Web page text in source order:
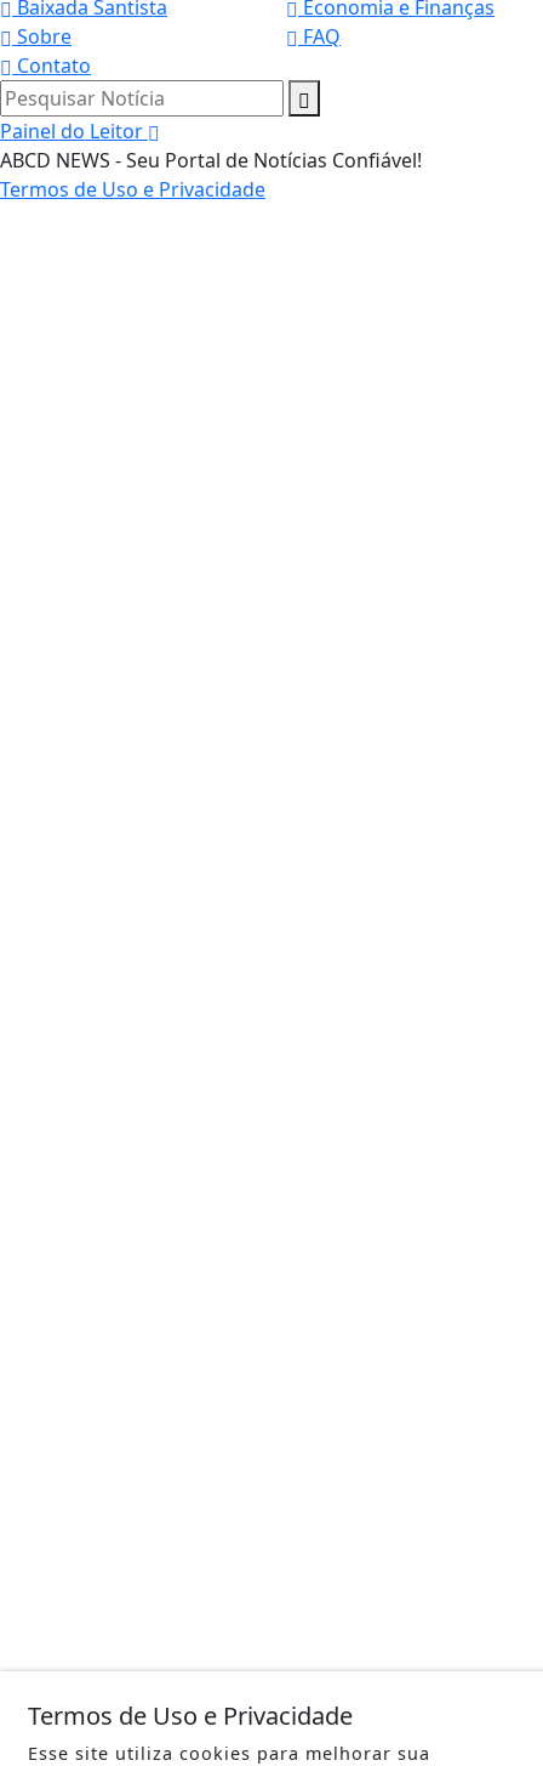
Baixada Santista
Economia e Finanças
Sobre
FAQ
Contato
Pesquisar Notícia
Painel do Leitor
ABCD NEWS - Seu Portal de Notícias Confiável!
Termos de Uso e Privacidade
Termos de Uso e Privacidade
Esse site utiliza cookies para melhorar sua